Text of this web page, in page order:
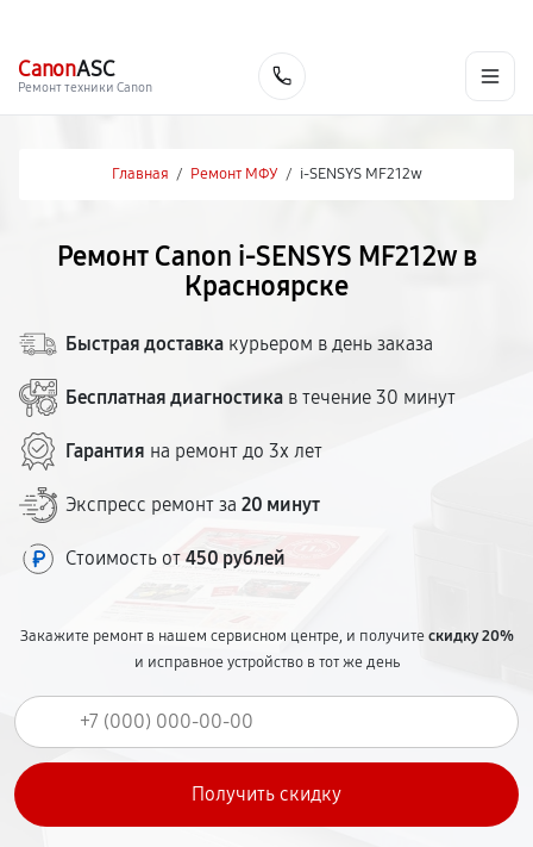
CanonASC
Ремонт техники Canon
Главная / Ремонт МФУ / i-SENSYS MF212w
Ремонт Canon i-SENSYS MF212w в
Красноярске
Быстрая доставка курьером в день заказа
Бесплатная диагностика в течение 30 минут
Гарантия на ремонт до 3х лет
Экспресс ремонт за 20 минут
Стоимость от 450 рублей
Закажите ремонт в нашем сервисном центре, и получитескидку 20%
и исправное устройство в тот же день